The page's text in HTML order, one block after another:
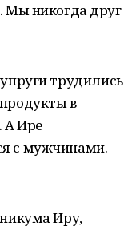
Мы никогда друг
трудились
в
А Ире
с мужчинами.
Иру,